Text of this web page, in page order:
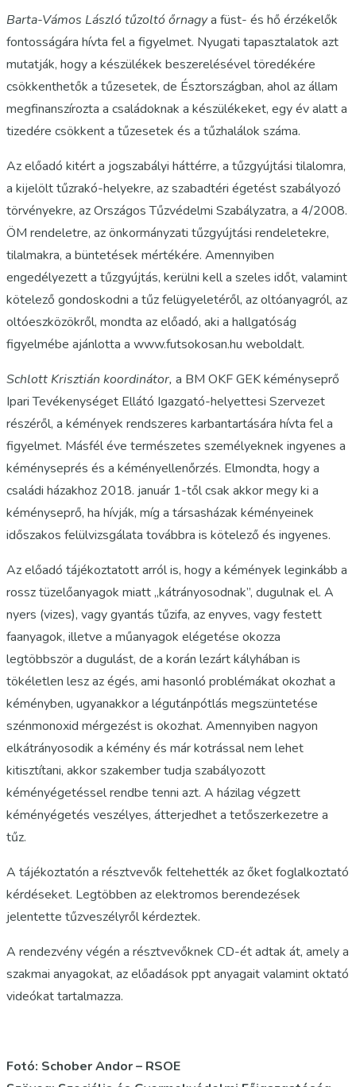
Barta-Vámos László tűzoltó őrnagya füst- és hő érzékelők
fontosságára hívta fel a figyelmet. Nyugati tapasztalatok azt
mutatják, hogy a készülékek beszerelésével töredékére
csökkenthetők a tűzesetek, de Észtországban, ahol az állam
megfinanszírozta a családoknak a készülékeket, egy év alatt a
tizedére csökkent a tűzesetek és a tűzhalálok száma.
Az előadó kitért a jogszabályi háttérre, a tűzgyújtási tilalomra,
a kijelölt tűzrakó-helyekre, az szabadtéri égetést szabályozó
törvényekre, az Országos Tűzvédelmi Szabályzatra, a 4/2008.
ÖM rendeletre, az önkormányzati tűzgyújtási rendeletekre,
tilalmakra, a büntetések mértékére. Amennyiben
engedélyezett a tűzgyújtás, kerülni kell a szeles időt, valamint
kötelező gondoskodni a tűz felügyeletéről, az oltóanyagról, az
oltóeszközökről, mondta az előadó, aki a hallgatóság
figyelmébe ajánlotta a www.futsokosan.hu weboldalt.
Schlott Krisztián koordinátor, a BM OKF GEK kéményseprő
Ipari Tevékenységet Ellátó Igazgató-helyettesi Szervezet
részéről, a kémények rendszeres karbantartására hívta fel a
figyelmet. Másfél éve természetes személyeknek ingyenes a
kéményseprés és a kéményellenőrzés. Elmondta, hogy a
családi házakhoz 2018. január 1-től csak akkor megy ki a
kéményseprő, ha hívják, míg a társasházak kéményeinek
időszakos felülvizsgálata továbbra is kötelező és ingyenes.
Az előadó tájékoztatott arról is, hogy a kémények leginkább a
rossz tüzelőanyagok miatt „kátrányosodnak”, dugulnak el. A
nyers (vizes), vagy gyantás tűzifa, az enyves, vagy festett
faanyagok, illetve a műanyagok elégetése okozza
legtöbbször a dugulást, de a korán lezárt kályhában is
tökéletlen lesz az égés, ami hasonló problémákat okozhat a
kéményben, ugyanakkor a légutánpótlás megszüntetése
szénmonoxid mérgezést is okozhat. Amennyiben nagyon
elkátrányosodik a kémény és már kotrással nem lehet
kitisztítani, akkor szakember tudja szabályozott
kéményégetéssel rendbe tenni azt. A házilag végzett
kéményégetés veszélyes, átterjedhet a tetőszerkezetre a
tűz.
A tájékoztatón a résztvevők feltehették az őket foglalkoztató
kérdéseket. Legtöbben az elektromos berendezések
jelentette tűzveszélyről kérdeztek.
A rendezvény végén a résztvevőknek CD-ét adtak át, amely a
szakmai anyagokat, az előadások ppt anyagait valamint oktató
videókat tartalmazza.
Fotó: Schober Andor – RSOE